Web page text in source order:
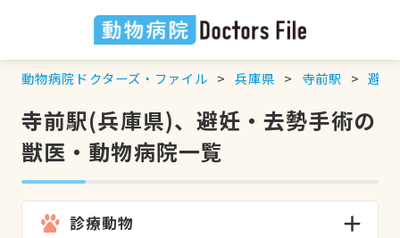
動物病院ドクターズ・ファイル 兵庫県 寺前駅 避妊
寺前駅(兵庫県)、避妊・去勢手術の
獣医・動物病院一覧
診療動物